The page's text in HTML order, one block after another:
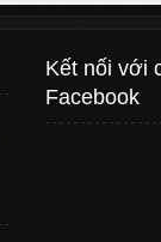
Kết nối với
Facebook